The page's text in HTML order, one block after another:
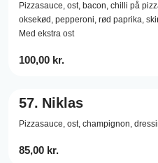
Pizzasauce, ost, bacon, chilli på
oksekød, pepperoni, rød paprika,
Med ekstra ost
100,00 kr.
57. Niklas
Pizzasauce, ost, champignon,
85,00 kr.